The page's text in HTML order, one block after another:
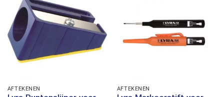
AFTEKENEN AFTEKENEN